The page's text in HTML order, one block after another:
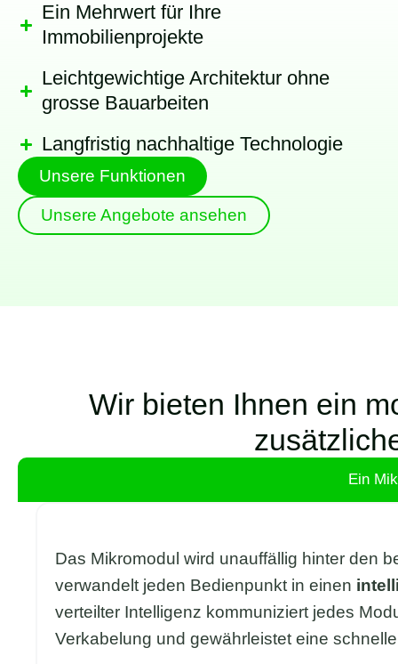
Ein Mehrwert für Ihre
Immobilienprojekte
Leichtgewichtige Architektur ohne
grosse Bauarbeiten
Langfristig nachhaltige Technologie
Unsere Funktionen
Unsere Angebote ansehen
Wir bieten Ihnen ein
Ein
Das Mikromodul wird unauffällig hinter den
verwandelt jeden Bedienpunkt in einen
verteilter Intelligenz kommuniziert jedes
Verkabelung und gewährleistet eine